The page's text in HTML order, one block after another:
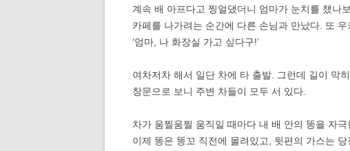
계속 배 아프다고 찡얼댔더니 엄마가 눈치를 챘나
카페를 나가려는 순간에 다른 손님과 만났다. 또
‘엄마, 나 화장실 가고 싶다구!’
여차저차 해서 일단 차에 타 출발. 그런데 길이 막
창문으로 보니 주변 차들이 모두 서 있다.
차가 움찔움찔 움직일 때마다 내 배 안의 똥을 자극
이제 똥은 똥꼬 직전에 몰려있고, 뒷편의 가스는